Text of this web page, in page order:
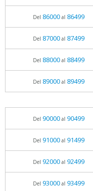
Del 86000al 86499
Del 87000al 87499
Del 88000al 88499
Del 89000al 89499
Del 90000al 90499
Del 91000al 91499
Del 92000al 92499
Del 93000al 93499